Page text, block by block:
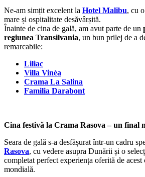
Ne-am simțit excelent la Hotel Malibu, cu
mare și ospitalitate desăvârșită.
Înainte de cina de gală, am avut parte de un
regiunea Transilvania, un bun prilej de a
remarcabile:
Liliac
Villa Vinèa
Crama La Salina
Familia Darabont
Cina festivă la Crama Rasova – un final
Seara de gală s-a desfășurat într-un cadru
Rasova, cu vedere asupra Dunării și o
completat perfect experiența oferită de acest
mondială.